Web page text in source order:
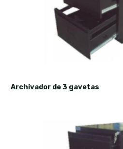
Archivador de 3 gavetas